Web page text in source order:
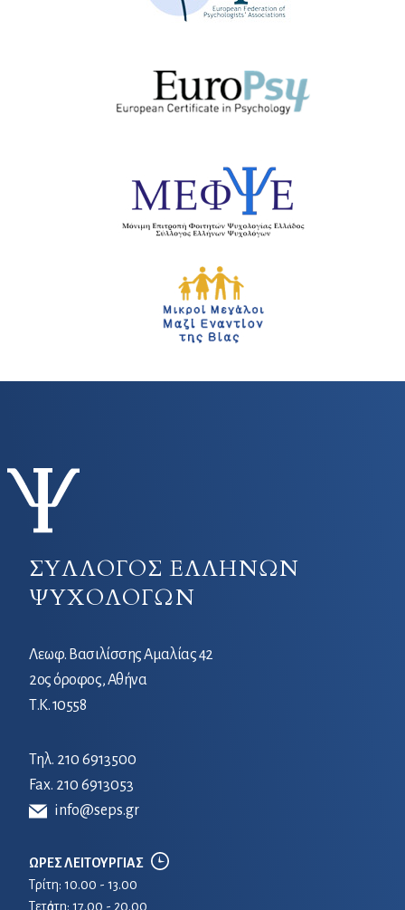
ΣΥΛΛΟΓΟΣ ΕΛΛΗΝΩΝ
ΨΥΧΟΛΟΓΩΝ
Λεωφ. Βασιλίσσης Αμαλίας 42
2ος όροφος, Αθήνα
Τ.Κ. 10558
Τηλ. 210 6913500
Fax. 210 6913053
info@seps.gr
ΩΡΕΣ ΛΕΙΤΟΥΡΓΙΑΣ
Τρίτη: 10.00 - 13.00
Τετἀρτη: 17.00 - 20.00